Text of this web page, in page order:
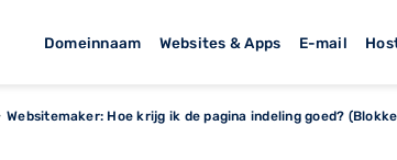
Domeinnaam Websites & Apps E-mail
Websitemaker: Hoe krijg ik de pagina indeling goed?